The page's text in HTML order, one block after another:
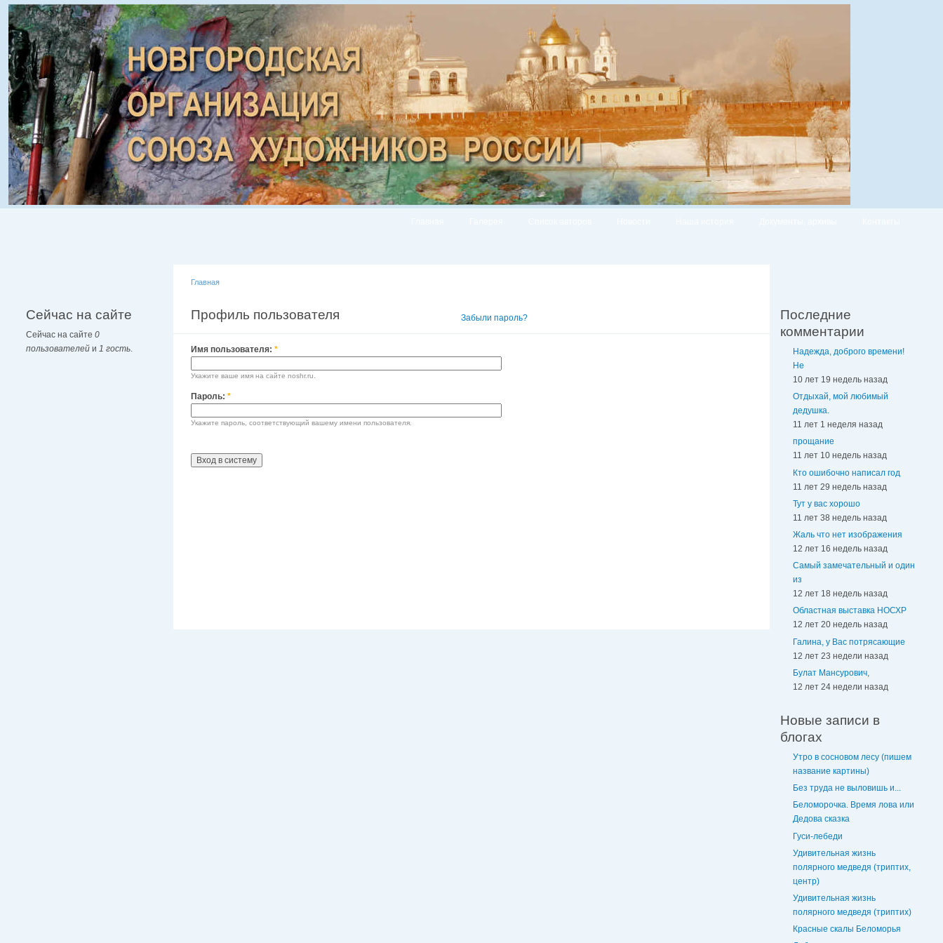
Сейчас на сайте
Сейчас на сайте 0
пользователей и 1 гость.
Главная
Профиль пользователя Забыли пароль?
Имя пользователя: *
Укажите ваше имя на сайте noshr.ru.
Пароль: *
Укажите пароль, соответствующий вашему имени пользователя.
Последние
комментарии
Надежда, доброго времени!
Не
10 лет 19 недель назад
Отдыхай, мой любимый
дедушка.
11 лет 1 неделя назад
прощание
11 лет 10 недель назад
Кто ошибочно написал год
11 лет 29 недель назад
Тут у вас хорошо
11 лет 38 недель назад
Жаль что нет изображения
12 лет 16 недель назад
Самый замечательный и один
из
12 лет 18 недель назад
Областная выставка НОСХР
12 лет 20 недель назад
Галина, у Вас потрясающие
12 лет 23 недели назад
Булат Мансурович,
12 лет 24 недели назад
Новые записи в
блогах
Утро в сосновом лесу (пишем
название картины)
Без труда не выловишь и...
Беломорочка. Время лова или
Дедова сказка
Гуси-лебеди
Удивительная жизнь
полярного медведя (триптих,
центр)
Удивительная жизнь
полярного медведя (триптих)
Красные скалы Беломорья